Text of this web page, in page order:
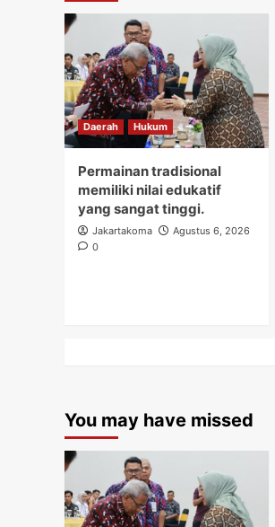
Daerah Hukum
Permainan tradisional
memiliki nilai edukatif
yang sangat tinggi.
Jakartakoma
Agustus 6, 2026
0
You may have missed